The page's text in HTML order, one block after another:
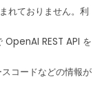
れておりません。利
REST API を
コードなどの情報が